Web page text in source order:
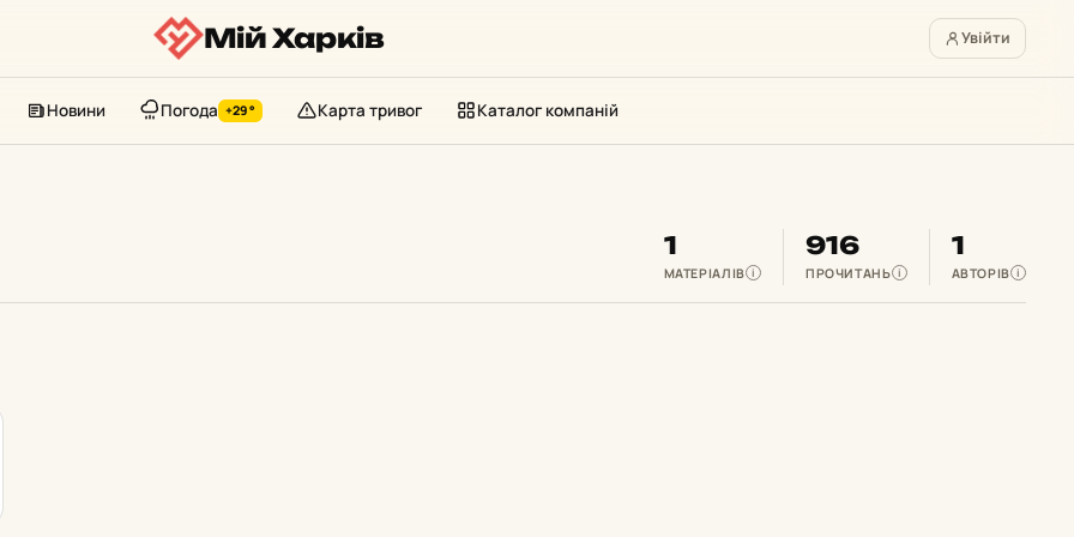
Мій Харків Увійти
Новини Погода +29° Карта тривог Каталог компаній
1
МАТЕРІАЛІВ i
916
ПРОЧИТАНЬ i
1
АВТОРІВ i